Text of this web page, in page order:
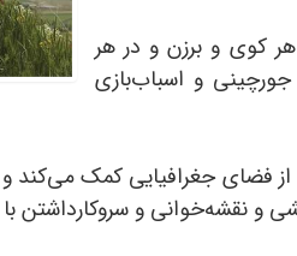
کوی و برزن و در هر
و اسباب‌بازی
جغرافیایی کمک می‌کند و
و نقشه‌خوانی و سروکارداشتن